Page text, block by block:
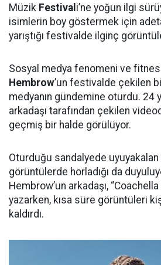
Müzik Festival i’ne yoğun ilgi
isimlerin boy göstermek için
yarıştığı festivalde ilginç
Sosyal medya fenomeni ve
Hembrow’un festivalde çekilen
medyanın gündemine oturdu. 24
arkadaşı tarafından çekilen
geçmiş bir halde görülüyor.
Oturduğu sandalyede uyuyakalan
görüntülerde horladığı da
Hembrow’un arkadaşı, “Coachella
yazarken, kısa süre görüntüleri
kaldırdı.